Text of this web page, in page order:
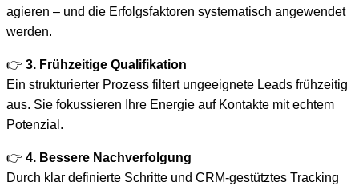
agieren – und die Erfolgsfaktoren systematisch angewendet
werden.
👉 3. Frühzeitige Qualifikation
Ein strukturierter Prozess filtert ungeeignete Leads frühzeitig
aus. Sie fokussieren Ihre Energie auf Kontakte mit echtem
Potenzial.
👉 4. Bessere Nachverfolgung
Durch klar definierte Schritte und CRM-gestütztes Tracking